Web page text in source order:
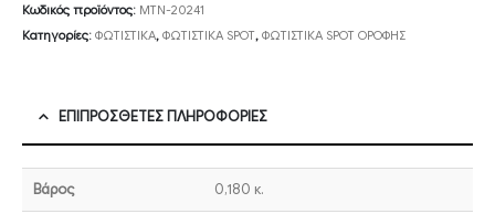
Κωδικός προϊόντος: MTN-20241
Κατηγορίες: ΦΩΤΙΣΤΙΚΑ, ΦΩΤΙΣΤΙΚΑ SPOT, ΦΩΤΙΣΤΙΚΑ SPOT ΟΡΟΦΗΣ
ΕΠΙΠΡΌΣΘΕΤΕΣ ΠΛΗΡΟΦΟΡΊΕΣ
Βάρος 0,180 κ.